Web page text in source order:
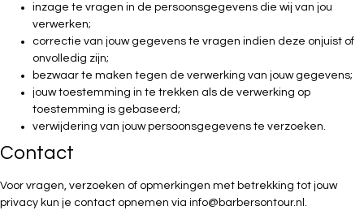
inzage te vragen in de persoonsgegevens die wij van jou
verwerken;
correctie van jouw gegevens te vragen indien deze onjuist of
onvolledig zijn;
bezwaar te maken tegen de verwerking van jouw gegevens;
jouw toestemming in te trekken als de verwerking op
toestemming is gebaseerd;
verwijdering van jouw persoonsgegevens te verzoeken.
Contact
Voor vragen, verzoeken of opmerkingen met betrekking tot jouw
privacy kun je contact opnemen via info@barbersontour.nl .